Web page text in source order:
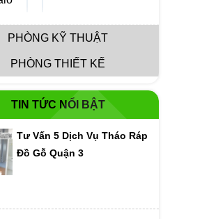
PHÒNG KỸ THUẬT
PHÒNG THIẾT KẾ
TIN TỨC NỔI BẬT
Tư Vấn 5 Dịch Vụ Tháo Ráp
Đồ Gỗ Quận 3